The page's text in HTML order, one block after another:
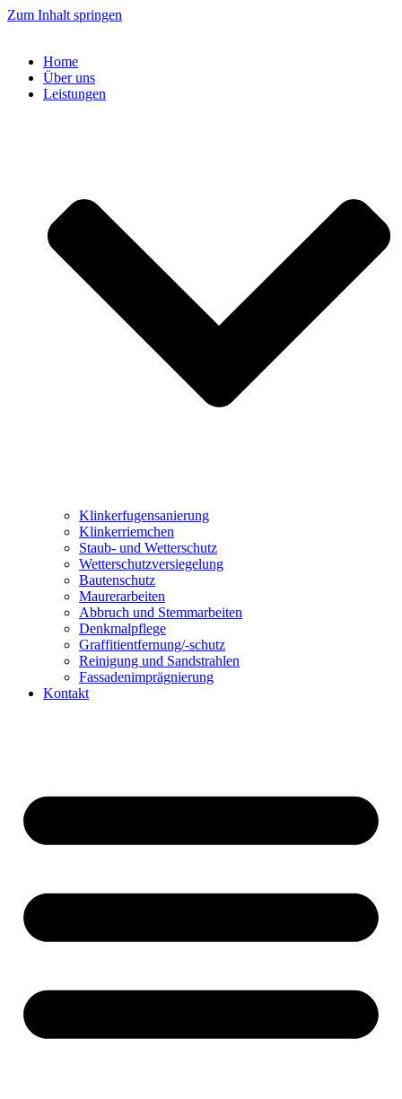
Zum Inhalt springen
Home
Über uns
Leistungen
Klinkerfugensanierung
Klinkerriemchen
Staub- und Wetterschutz
Wetterschutzversiegelung
Bautenschutz
Maurerarbeiten
Abbruch und Stemmarbeiten
Denkmalpflege
Graffitientfernung/-schutz
Reinigung und Sandstrahlen
Fassadenimprägnierung
Kontakt